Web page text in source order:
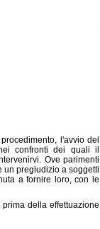
l'avvio del
confronti dei quali il
Ove parimenti
un pregiudizio a soggetti
a fornire loro, con le
della effettuazione